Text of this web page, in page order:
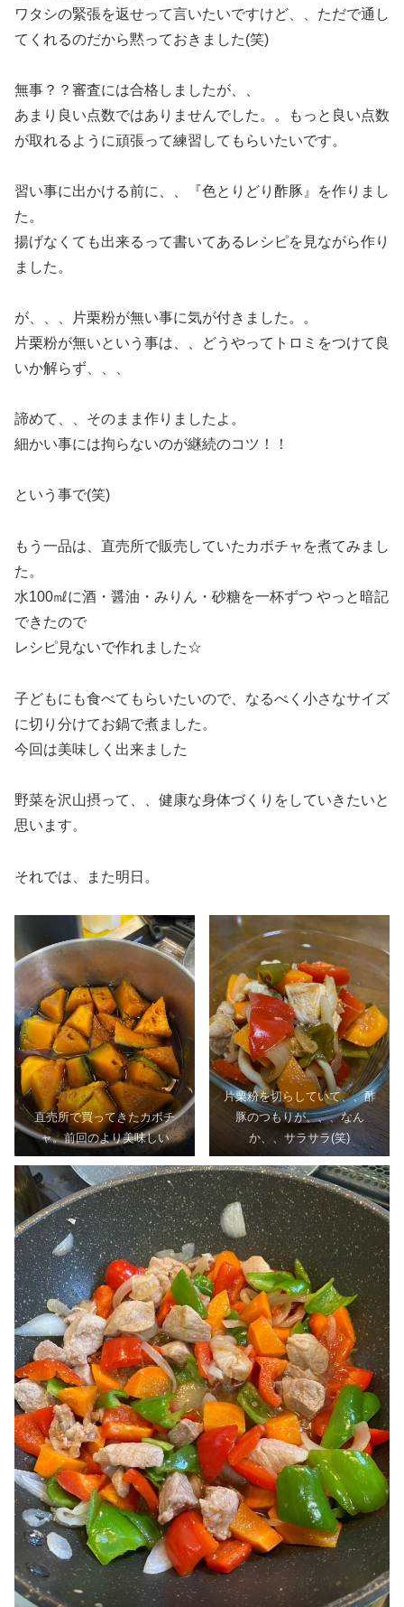
ワタシの緊張を返せって言いたいですけど、、ただで通し
てくれるのだから黙っておきました(笑)
無事？？審査には合格しましたが、、
あまり良い点数ではありませんでした。。もっと良い点数
が取れるように頑張って練習してもらいたいです。
習い事に出かける前に、、『色とりどり酢豚』を作りまし
た。
揚げなくても出来るって書いてあるレシピを見ながら作り
ました。
が、、、片栗粉が無い事に気が付きました。。
片栗粉が無いという事は、、どうやってトロミをつけて良
いか解らず、、、
諦めて、、そのまま作りましたよ。
細かい事には拘らないのが継続のコツ！！
という事で(笑)
もう一品は、直売所で販売していたカボチャを煮てみまし
た。
水100㎖に酒・醤油・みりん・砂糖を一杯ずつ やっと暗記
できたので
レシピ見ないで作れました☆
子どもにも食べてもらいたいので、なるべく小さなサイズ
に切り分けてお鍋で煮ました。
今回は美味しく出来ました
野菜を沢山摂って、、健康な身体づくりをしていきたいと
思います。
それでは、また明日。
直売所で買ってきたカボチ
ャ。前回のより美味しい
片栗粉を切らしていて、、酢
豚のつもりが、、、なん
か、、サラサラ(笑)